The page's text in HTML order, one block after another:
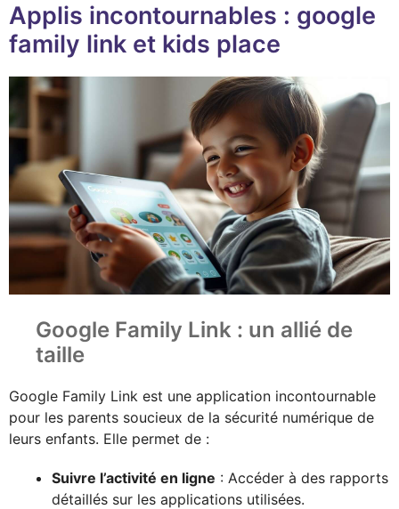
Applis incontournables : google
family link et kids place
Google Family Link : un allié de
taille
Google Family Link est une application incontournable
pour les parents soucieux de la sécurité numérique de
leurs enfants. Elle permet de :
Suivre l’activité en ligne : Accéder à des rapports
détaillés sur les applications utilisées.